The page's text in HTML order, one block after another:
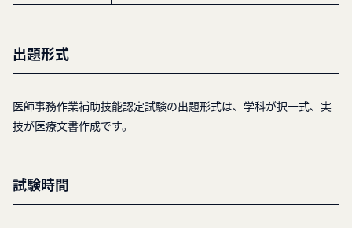
出題形式
医師事務作業補助技能認定試験の出題形式は、学科が択一式、実
技が医療文書作成です。
試験時間